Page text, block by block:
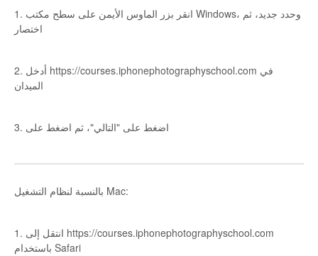
1. انقر بزر الماوس الأيمن على سطح مكتب Windows، وحدد جديد، ثم
اختصار
2. أدخل https://courses.iphonephotographyschool.com في
الميدان
3. اضغط على "التالي"، ثم اضغط على
بالنسبة لنظام التشغيل Mac:
1. انتقل إلى https://courses.iphonephotographyschool.com
باستخدام Safari